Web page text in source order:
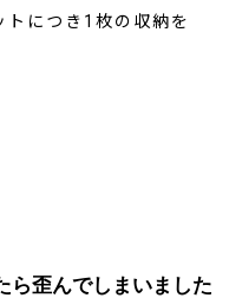
につき1枚の収納を
ら歪んでしまいました